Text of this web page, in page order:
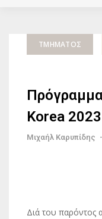
ΤΜΉΜΑΤΟΣ
Korea 2023
Μιχαήλ Καρυπίδης -
Διά του παρόντος